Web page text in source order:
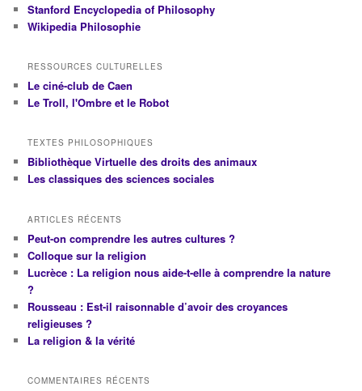
Stanford Encyclopedia of Philosophy
Wikipedia Philosophie
RESSOURCES CULTURELLES
Le ciné-club de Caen
Le Troll, l'Ombre et le Robot
TEXTES PHILOSOPHIQUES
Bibliothèque Virtuelle des droits des animaux
Les classiques des sciences sociales
ARTICLES RÉCENTS
Peut-on comprendre les autres cultures ?
Colloque sur la religion
Lucrèce : La religion nous aide-t-elle à comprendre la nature
?
Rousseau : Est-il raisonnable d’avoir des croyances
religieuses ?
La religion & la vérité
COMMENTAIRES RÉCENTS